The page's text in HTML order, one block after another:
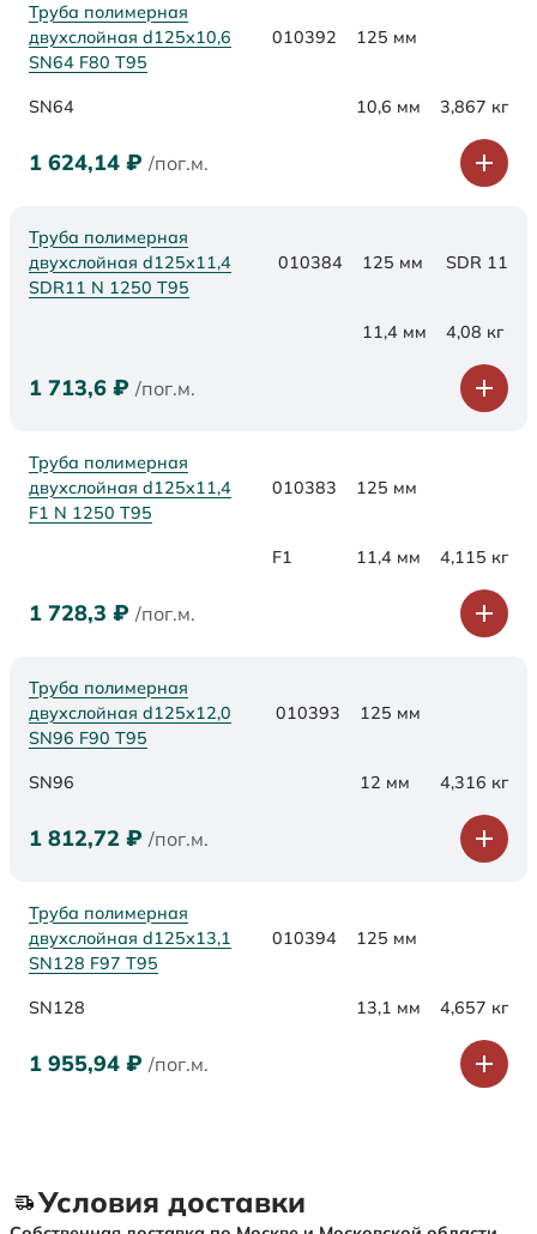
Труба полимерная
двухслойная d125х10,6
SN64 F80 Т95
010392 125 мм
SN64 10,6 мм 3,867 кг
1 624,14 ₽ /пог.м.
Труба полимерная
двухслойная d125x11,4
SDR11 N 1250 Т95
010384 125 мм SDR 11
11,4 мм 4,08 кг
1 713,6 ₽ /пог.м.
Труба полимерная
двухслойная d125x11,4
F1 N 1250 Т95
010383 125 мм
F1 11,4 мм 4,115 кг
1 728,3 ₽ /пог.м.
Труба полимерная
двухслойная d125х12,0
SN96 F90 Т95
010393 125 мм
SN96 12 мм 4,316 кг
1 812,72 ₽ /пог.м.
Труба полимерная
двухслойная d125х13,1
SN128 F97 Т95
010394 125 мм
SN128 13,1 мм 4,657 кг
1 955,94 ₽ /пог.м.
Условия доставки